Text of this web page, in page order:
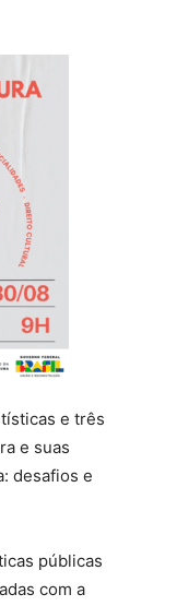
e três
e suas
desafios e
públicas
com a